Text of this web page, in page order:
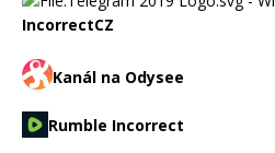
IncorrectCZ
Kanál na Odysee
Rumble Incorrect